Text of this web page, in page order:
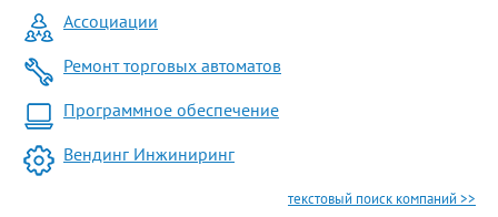
Ассоциации
Ремонт торговых автоматов
Программное обеспечение
Вендинг Инжиниринг
текстовый поиск компаний >>